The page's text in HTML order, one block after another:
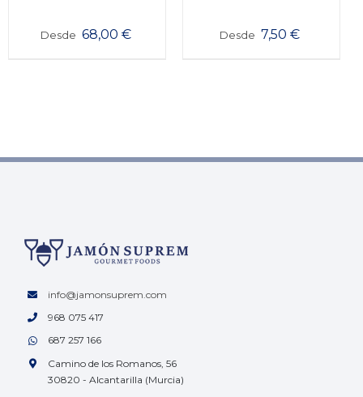
Desde 68,00 € Desde 7,50€
info@jamonsuprem.com
968 075 417
687 257 166
Camino de los Romanos, 56
30820 - Alcantarilla (Murcia)